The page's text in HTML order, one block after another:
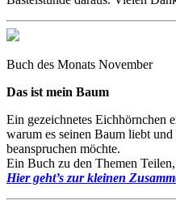
Buch des Monats November
Das ist mein Baum
Ein gezeichnetes Eichhörnchen
warum es seinen Baum liebt
beanspruchen möchte.
Ein Buch zu den Themen
Hier geht’s zur kleinen